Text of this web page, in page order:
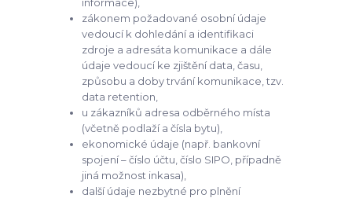
zákonem požadované osobní údaje
vedoucí k dohledání a identifikaci
zdroje a adresáta komunikace a dále
údaje vedoucí ke zjištění data, času,
způsobu a doby trvání komunikace, tzv.
data retention,
u zákazníků adresa odběrného místa
(včetně podlaží a čísla bytu),
ekonomické údaje (např. bankovní
spojení – číslo účtu, číslo SIPO, případně
jiná možnost inkasa),
další údaje nezbytné pro plnění